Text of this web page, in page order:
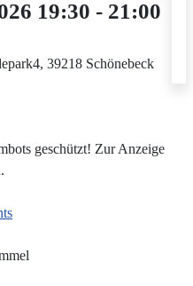
19:30 - 21:00
39218 Schönebeck
geschützt! Zur Anzeige